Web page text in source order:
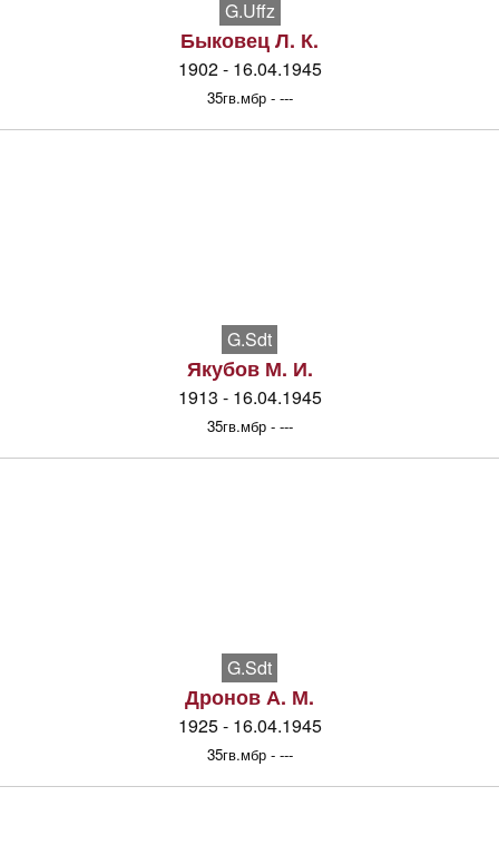
G.Uffz
Быковец Л. К.
1902 - 16.04.1945
35гв.мбр - ---
G.Sdt
Якубов М. И.
1913 - 16.04.1945
35гв.мбр - ---
G.Sdt
Дронов А. М.
1925 - 16.04.1945
35гв.мбр - ---